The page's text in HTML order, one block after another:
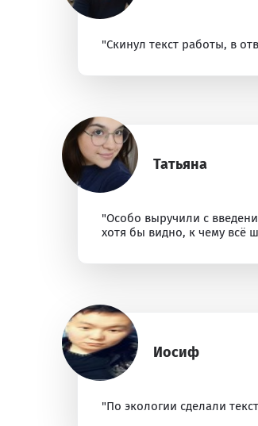
"Скинул текст работы, в
Татьяна
"Особо выручили с
хотя бы видно, к чему всё
Иосиф
"По экологии сделали